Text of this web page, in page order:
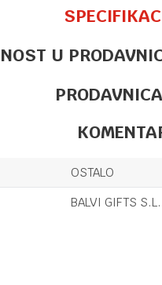
OSTALO
BALVI GIFTS S.L.